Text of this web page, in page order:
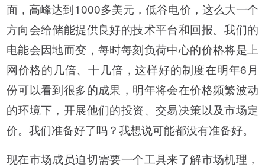
面，高峰达到1000多美元，低谷电价，这么大一个
方向会给储能提供良好的技术平台和回报。我们的
电能会因地而变，每时每刻负荷中心的价格将是上
网价格的几倍、十几倍，这样好的制度在明年6月
份可以看到很多的成果，明年将会在价格频繁波动
的环境下，开展他们的投资、交易决策以及市场定
价。我们准备好了吗？我想说可能都没有准备好。
现在市场成员迫切需要一个工具来了解市场机理，